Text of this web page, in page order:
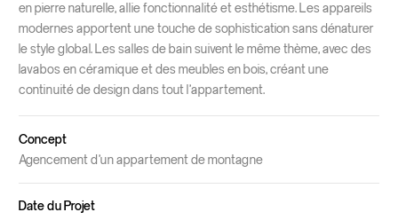
en pierre naturelle, allie fonctionnalité et esthétisme. Les appareils
modernes apportent une touche de sophistication sans dénaturer
le style global. Les salles de bain suivent le même thème, avec des
lavabos en céramique et des meubles en bois, créant une
continuité de design dans tout l’appartement.
Concept
Agencement d’un appartement de montagne
Date du Projet